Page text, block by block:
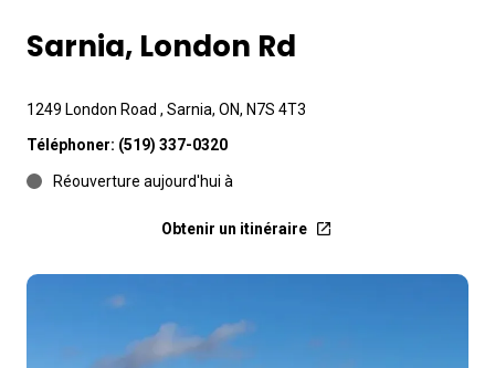
Sarnia, London Rd
1249 London Road , Sarnia, ON, N7S 4T3
Téléphoner: (519) 337-0320
Réouverture aujourd'hui à
Obtenir un itinéraire